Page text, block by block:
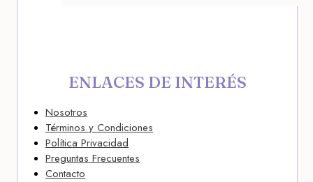
ENLACES DE INTERÉS
Nosotros
Términos y Condiciones
Política Privacidad
Preguntas Frecuentes
Contacto